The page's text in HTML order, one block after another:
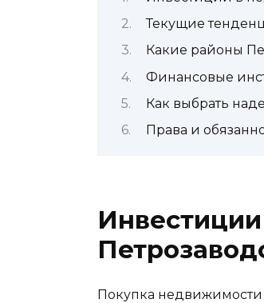
Текущие
Какие районы
Финансовые
Как выбрать
Права и
Покупка недвижимости